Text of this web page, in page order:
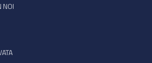
NOI